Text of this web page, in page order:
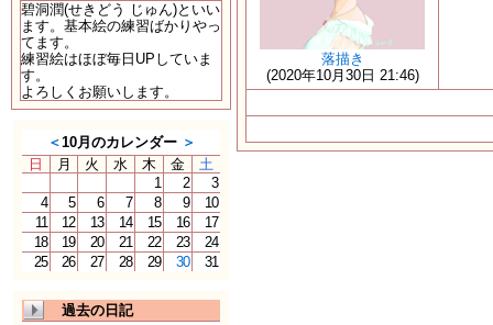
碧洞潤(せきどう じゅん)といい
ます。基本絵の練習ばかりやっ
てます。
練習絵はほぼ毎日UPしていま
す。
よろしくお願いします。
＜10月のカレンダー ＞
日
月 火 水 木 金
土
1
2
3
4
5 6 7 8 9
10
11
12 13 14 15 16
17
18
19 20 21 22 23
24
25
26 27 28 29 30 31
過去の日記
落描き
(2020年10月30日 21:46)